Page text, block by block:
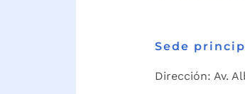
Sede
Dirección: Av.